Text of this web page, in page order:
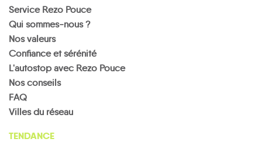
Service Rezo Pouce
Qui sommes-nous ?
Nos valeurs
Confiance et sérénité
L'autostop avec Rezo Pouce
Nos conseils
FAQ
Villes du réseau
TENDANCE